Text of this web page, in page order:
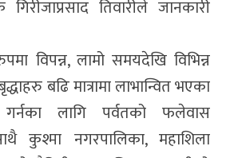
तिवारीले जानकारी
विपन्न, लामो समयदेखि विभिन्न
बढि मात्रामा लाभान्वित भएका
लागि पर्वतको फलेवास
कुश्मा नगरपालिका, महाशिला